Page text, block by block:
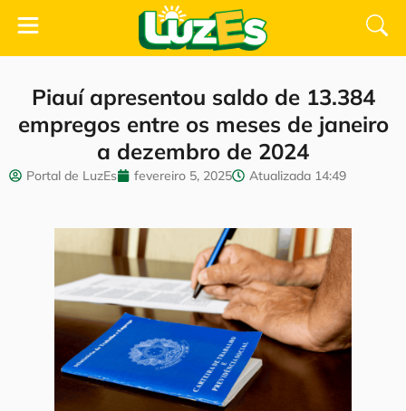
Piauí apresentou saldo de 13.384
empregos entre os meses de janeiro
a dezembro de 2024
Portal de LuzEs fevereiro 5, 2025 Atualizada 14:49